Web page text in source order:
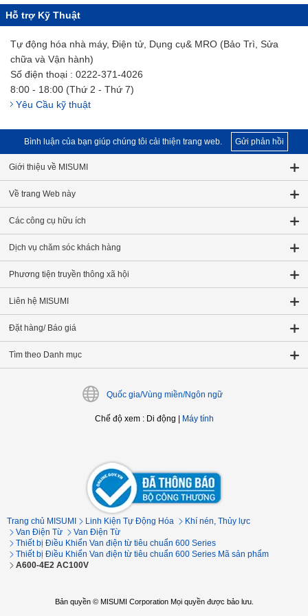
Hỗ trợ Kỹ Thuật
Tự động hóa nhà máy, Điện tử, Dụng cụ& MRO (Bảo Trì, Sửa
chữa và Vận hành)
Số điện thoại : 0222-371-4026
8:00 - 18:00 (Thứ 2 - Thứ 7)
Yêu Cầu kỹ thuật
Bình luận của bạn giúp chúng tôi cải thiện trang web. Gửi phản hồi
Giới thiệu về MISUMI
Về trang Web này
Các công cụ hữu ích
Dịch vụ chăm sóc khách hàng
Phương tiện truyền thông xã hội
Liên hệ MISUMI
Đặt hàng/ Báo giá
Tìm theo Danh mục
Quốc gia/Vùng miền/Ngôn ngữ
Chế độ xem: Di động Máy tính
Trang chủ MISUMI Linh Kiện Tự Động Hóa
Khí nén, Thủy lực
Van Điện Từ
Van Điện Từ
Thiết bị Điều Khiển Van điện từ tiêu chuẩn 600 Series
Thiết bị Điều Khiển Van điện từ tiêu chuẩn 600 Series Mã sản phẩm
A600-4E2 AC100V
Bản quyền © MISUMI Corporation Mọi quyền được bảo lưu.